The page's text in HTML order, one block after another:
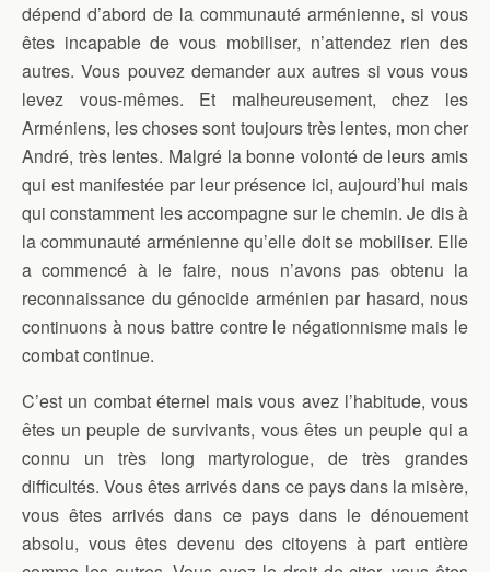
dépend d’abord de la communauté arménienne, si vous
êtes incapable de vous mobiliser, n’attendez rien des
autres. Vous pouvez demander aux autres si vous vous
levez vous-mêmes. Et malheureusement, chez les
Arméniens, les choses sont toujours très lentes, mon cher
André, très lentes. Malgré la bonne volonté de leurs amis
qui est manifestée par leur présence ici, aujourd’hui mais
qui constamment les accompagne sur le chemin. Je dis à
la communauté arménienne qu’elle doit se mobiliser. Elle
a commencé à le faire, nous n’avons pas obtenu la
reconnaissance du génocide arménien par hasard, nous
continuons à nous battre contre le négationnisme mais le
combat continue.
C’est un combat éternel mais vous avez l’habitude, vous
êtes un peuple de survivants, vous êtes un peuple qui a
connu un très long martyrologue, de très grandes
difficultés. Vous êtes arrivés dans ce pays dans la misère,
vous êtes arrivés dans ce pays dans le dénouement
absolu, vous êtes devenu des citoyens à part entière